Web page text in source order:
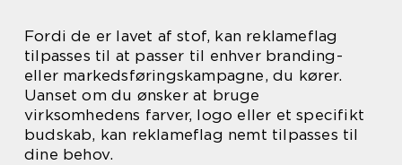
Fordi de er lavet af stof, kan reklameflag
tilpasses til at passer til enhver branding-
eller markedsføringskampagne, du kører.
Uanset om du ønsker at bruge
virksomhedens farver, logo eller et specifikt
budskab, kan reklameflag nemt tilpasses til
dine behov.